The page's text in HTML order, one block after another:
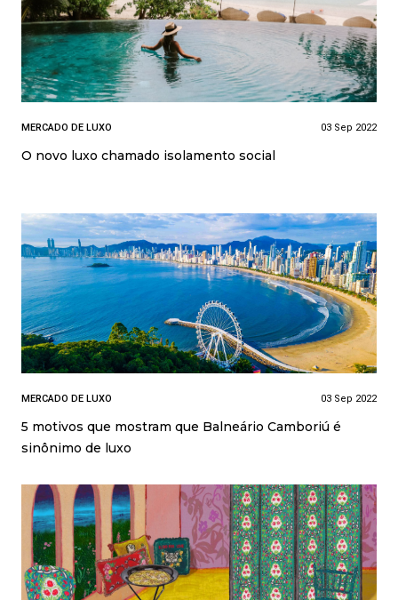
MERCADO DE LUXO 03 Sep 2022
O novo luxo chamado isolamento social
MERCADO DE LUXO 03 Sep 2022
5 motivos que mostram que Balneário Camboriú é
sinônimo de luxo